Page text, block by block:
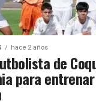
hace 2 años
de
para